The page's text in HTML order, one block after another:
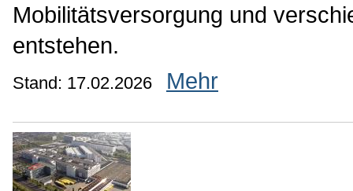
Mobilitätsversorgung und
entstehen.
Stand: 17.02.2026 Mehr